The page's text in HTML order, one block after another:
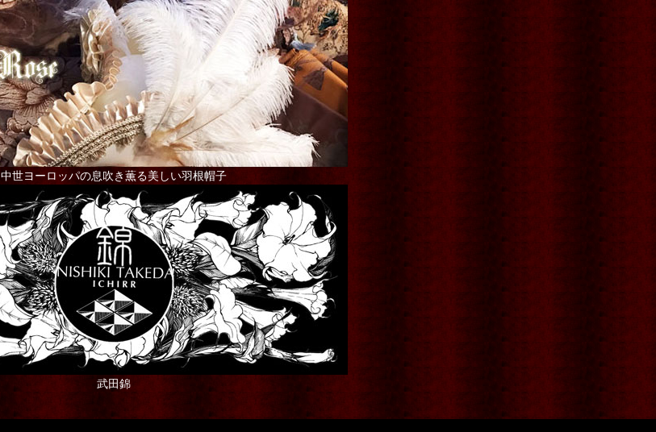
中世ヨーロッパの息吹き薫る美しい羽根帽子
武田錦